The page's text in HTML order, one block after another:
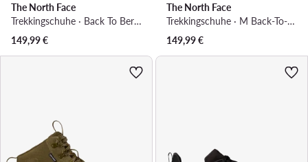
The North Face
Trekkingschuhe · Back To Berkeley NF0A8177DOY1 · Braun
149,99€
The North Face
Trekkingschuhe · M Back-To-Berkeley Iv Textile WpNF0A8177OIE1 · Blau
149,99€